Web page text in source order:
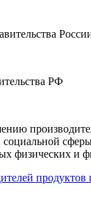
РФ
физических и